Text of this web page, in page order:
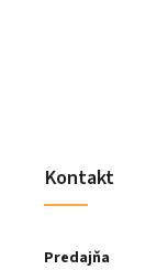
Kontakt
Predajňa